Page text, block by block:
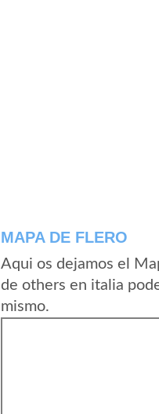
MAPA DE FLERO
Aqui os dejamos el
de others en italia
mismo.